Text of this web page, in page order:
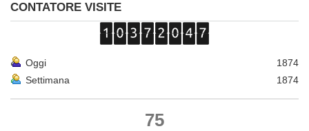
CONTATORE VISITE
Oggi
1874
Settimana
1874
75